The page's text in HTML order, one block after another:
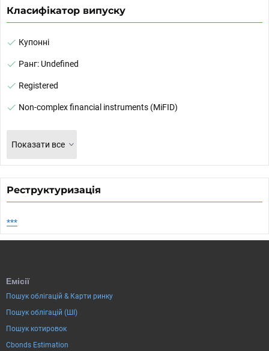
Класифікатор випуску
Купонні
Ранг: Undefined
Registered
Non-complex financial instruments (MiFID)
Показати все
Реструктуризація
***
Емісії
Пошук облігацій & Карти ринку
Пошук облігацій (ШІ)
Пошук котировок
Cbonds Estimation